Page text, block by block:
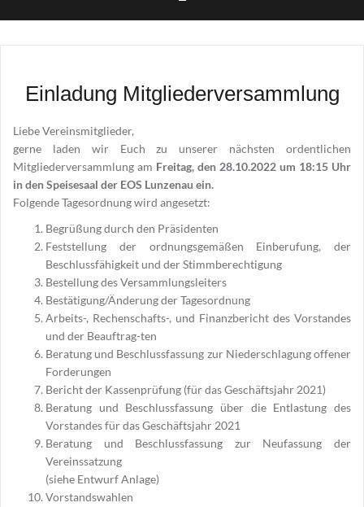
Einladung Mitgliederversammlung
Liebe Vereinsmitglieder,
gerne laden wir Euch zu unserer nächsten ordentlichen
Mitgliederversammlung am Freitag, den 28.10.2022 um 18:15 Uhr
in den Speisesaal der EOS Lunzenau ein.
Folgende Tagesordnung wird angesetzt:
Begrüßung durch den Präsidenten
Feststellung der ordnungsgemäßen Einberufung, der
Beschlussfähigkeit und der Stimmberechtigung
Bestellung des Versammlungsleiters
Bestätigung/Änderung der Tagesordnung
Arbeits-, Rechenschafts-, und Finanzbericht des Vorstandes
und der Beauftrag-ten
Beratung und Beschlussfassung zur Niederschlagung offener
Forderungen
Bericht der Kassenprüfung (für das Geschäftsjahr 2021)
Beratung und Beschlussfassung über die Entlastung des
Vorstandes für das Geschäftsjahr 2021
Beratung und Beschlussfassung zur Neufassung der
Vereinssatzung
(siehe Entwurf Anlage)
Vorstandswahlen